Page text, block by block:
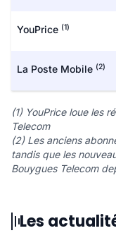
YouPrice (1)
La Poste Mobile (2)
(1) YouPrice loue les
Telecom
(2) Les anciens
tandis que les
Bouygues Telecom
Les